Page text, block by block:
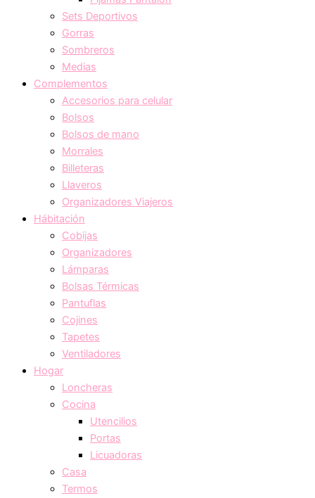
Sets Deportivos
Gorras
Sombreros
Medias
Complementos
Accesorios para celular
Bolsos
Bolsos de mano
Morrales
Billeteras
Llaveros
Organizadores Viajeros
Hábitación
Cobijas
Organizadores
Lámparas
Bolsas Térmicas
Pantuflas
Cojines
Tapetes
Ventiladores
Hogar
Loncheras
Cocina
Utencilios
Portas
Licuadoras
Casa
Termos